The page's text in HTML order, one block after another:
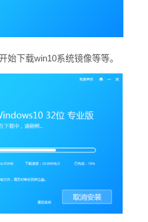
始下载win10系统镜像等等。